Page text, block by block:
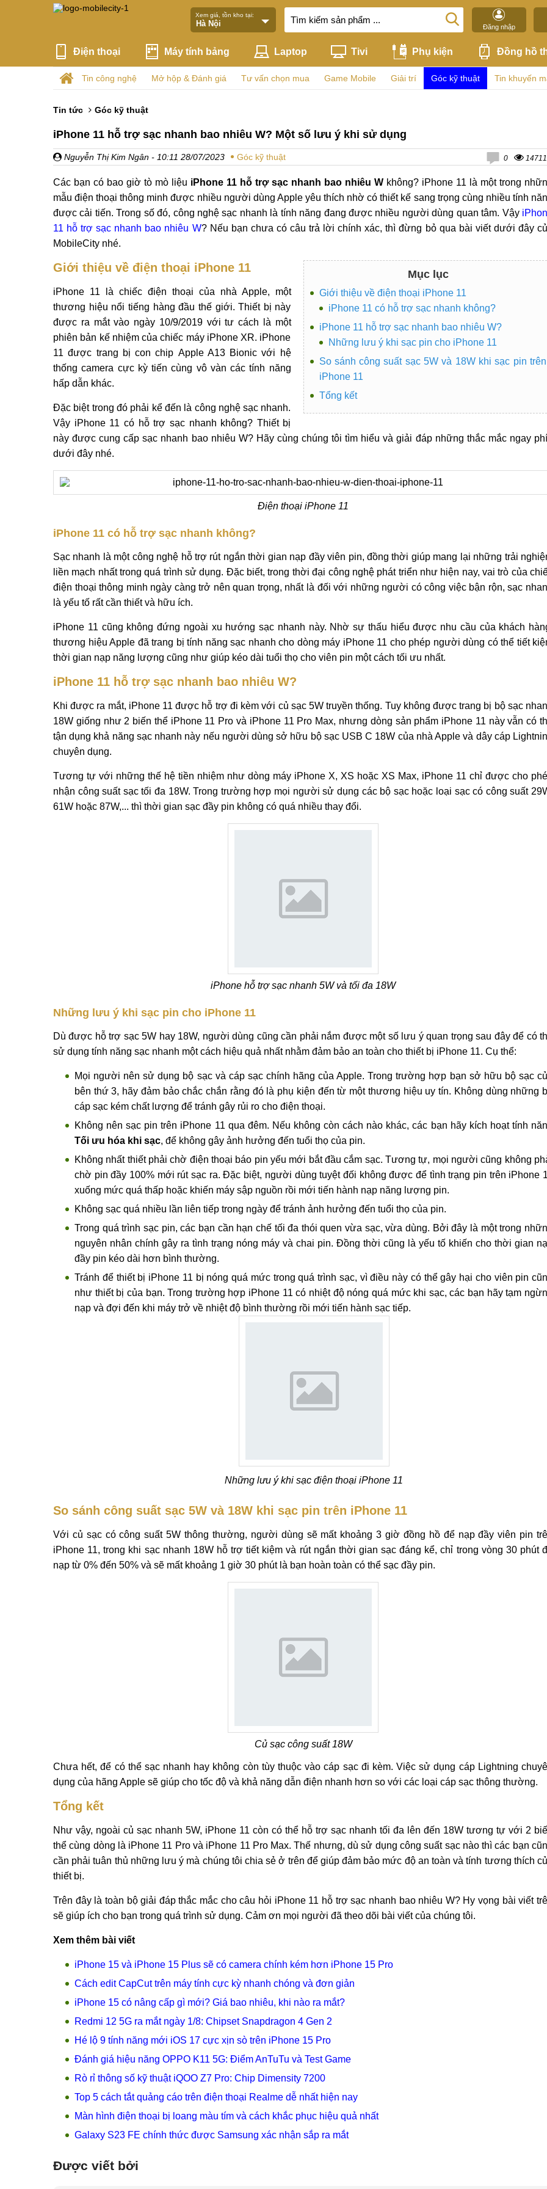
Xem giá, tồn kho tại:
Đăng nhập
Điện thoại Máy tính bảng Laptop Tivi Phụ kiện Đồng hồ
Tin công nghệ Mở hộp & Đánh giá Tư vấn chọn mua Game Mobile Giải trí Góc kỹ thuật Tin khuyến
Tin tức Góc kỹ thuật
iPhone 11 hỗ trợ sạc nhanh bao nhiêu W? Một số lưu ý khi sử dụng
Nguyễn Thị Kim Ngân - 10:11 28/07/2023 Góc kỹ thuật 0 14711
Các bạn có bao giờ tò mò liệu iPhone 11 hỗ trợ sạc nhanh bao nhiêu W không? iPhone 11 là một trong
mẫu điện thoại thông minh được nhiều người dùng Apple yêu thích nhờ có thiết kế sang trọng cùng nhiều tính
được cải tiến. Trong số đó, công nghệ sạc nhanh là tính năng đang được nhiều người dùng quan tâm. Vậy
11 hỗ trợ sạc nhanh bao nhiêu W? Nếu bạn chưa có câu trả lời chính xác, thì đừng bỏ qua bài viết dưới đây
MobileCity nhé.
Mục lục
Giới thiệu về điện thoại iPhone 11
iPhone 11 có hỗ trợ sạc nhanh không?
iPhone 11 hỗ trợ sạc nhanh bao nhiêu W?
Những lưu ý khi sạc pin cho iPhone 11
So sánh công suất sạc 5W và 18W khi sạc pin trên
iPhone 11
Tổng kết
Giới thiệu về điện thoại iPhone 11
iPhone 11 là chiếc điện thoại của nhà Apple, một
thương hiệu nổi tiếng hàng đầu thế giới. Thiết bị này
được ra mắt vào ngày 10/9/2019 với tư cách là một
phiên bản kế nhiệm của chiếc máy iPhone XR. iPhone
11 được trang bị con chip Apple A13 Bionic với hệ
thống camera cực kỳ tiến cùng vô vàn các tính năng
hấp dẫn khác.
Đặc biệt trong đó phải kể đến là công nghệ sạc nhanh.
Vậy iPhone 11 có hỗ trợ sạc nhanh không? Thiết bị
này được cung cấp sạc nhanh bao nhiêu W? Hãy cùng chúng tôi tìm hiểu và giải đáp những thắc mắc ngay
dưới đây nhé.
Điện thoại iPhone 11
iPhone 11 có hỗ trợ sạc nhanh không?
Sạc nhanh là một công nghệ hỗ trợ rút ngắn thời gian nạp đầy viên pin, đồng thời giúp mang lại những trải
liền mạch nhất trong quá trình sử dụng. Đặc biết, trong thời đại công nghệ phát triển như hiện nay, vai trò của
điện thoại thông minh ngày càng trở nên quan trọng, nhất là đối với những người có công việc bận rộn, sạc
là yếu tố rất cần thiết và hữu ích.
iPhone 11 cũng không đứng ngoài xu hướng sạc nhanh này. Nhờ sự thấu hiểu được nhu cầu của khách
thương hiệu Apple đã trang bị tính năng sạc nhanh cho dòng máy iPhone 11 cho phép người dùng có thể tiết
thời gian nạp năng lượng cũng như giúp kéo dài tuổi thọ cho viên pin một cách tối ưu nhất.
iPhone 11 hỗ trợ sạc nhanh bao nhiêu W?
Khi được ra mắt, iPhone 11 được hỗ trợ đi kèm với củ sạc 5W truyền thống. Tuy không được trang bị bộ sạc
18W giống như 2 biến thể iPhone 11 Pro và iPhone 11 Pro Max, nhưng dòng sản phẩm iPhone 11 này vẫn có
tận dụng khả năng sạc nhanh này nếu người dùng sở hữu bộ sạc USB C 18W của nhà Apple và dây cáp
chuyên dụng.
Tương tự với những thế hệ tiền nhiệm như dòng máy iPhone X, XS hoặc XS Max, iPhone 11 chỉ được cho
nhận công suất sạc tối đa 18W. Trong trường hợp mọi người sử dụng các bộ sạc hoặc loại sạc có công suất
61W hoặc 87W,... thì thời gian sạc đầy pin không có quá nhiều thay đổi.
iPhone hỗ trợ sạc nhanh 5W và tối đa 18W
Những lưu ý khi sạc pin cho iPhone 11
Dù được hỗ trợ sạc 5W hay 18W, người dùng cũng cần phải nắm được một số lưu ý quan trọng sau đây để có
sử dụng tính năng sạc nhanh một cách hiệu quả nhất nhằm đảm bảo an toàn cho thiết bị iPhone 11. Cụ thể:
Mọi người nên sử dụng bộ sạc và cáp sạc chính hãng của Apple. Trong trường hợp bạn sở hữu bộ sạc
bên thứ 3, hãy đảm bảo chắc chắn rằng đó là phụ kiện đến từ một thương hiệu uy tín. Không dùng những
cáp sạc kém chất lượng để tránh gây rủi ro cho điện thoại.
Không nên sạc pin trên iPhone 11 qua đêm. Nếu không còn cách nào khác, các bạn hãy kích hoạt tính
Tối ưu hóa khi sạc, để không gây ảnh hưởng đến tuổi thọ của pin.
Không nhất thiết phải chờ điện thoại báo pin yếu mới bắt đầu cắm sạc. Tương tự, mọi người cũng không
chờ pin đầy 100% mới rút sạc ra. Đặc biệt, người dùng tuyệt đối không được để tình trạng pin trên iPhone
xuống mức quá thấp hoặc khiến máy sập nguồn rồi mới tiến hành nạp năng lượng pin.
Không sạc quá nhiều lần liên tiếp trong ngày để tránh ảnh hưởng đến tuổi thọ của pin.
Trong quá trình sạc pin, các bạn cần hạn chế tối đa thói quen vừa sạc, vừa dùng. Bởi đây là một trong
nguyên nhân chính gây ra tình trạng nóng máy và chai pin. Đồng thời cũng là yếu tố khiến cho thời gian
đầy pin kéo dài hơn bình thường.
Tránh để thiết bị iPhone 11 bị nóng quá mức trong quá trình sạc, vì điều này có thể gây hại cho viên pin
như thiết bị của bạn. Trong trường hợp iPhone 11 có nhiệt độ nóng quá mức khi sạc, các bạn hãy tạm
nạp và đợi đến khi máy trở về nhiệt độ bình thường rồi mới tiến hành sạc tiếp.
Những lưu ý khi sạc điện thoại iPhone 11
So sánh công suất sạc 5W và 18W khi sạc pin trên iPhone 11
Với củ sạc có công suất 5W thông thường, người dùng sẽ mất khoảng 3 giờ đồng hồ để nạp đầy viên pin
iPhone 11, trong khi sạc nhanh 18W hỗ trợ tiết kiệm và rút ngắn thời gian sạc đáng kể, chỉ trong vòng 30 phút
nạp từ 0% đến 50% và sẽ mất khoảng 1 giờ 30 phút là bạn hoàn toàn có thể sạc đầy pin.
Củ sạc công suất 18W
Chưa hết, để có thể sạc nhanh hay không còn tùy thuộc vào cáp sạc đi kèm. Việc sử dụng cáp Lightning
dụng của hãng Apple sẽ giúp cho tốc độ và khả năng dẫn điện nhanh hơn so với các loại cáp sạc thông thường.
Tổng kết
Như vậy, ngoài củ sạc nhanh 5W, iPhone 11 còn có thể hỗ trợ sạc nhanh tối đa lên đến 18W tương tự với 2
thể cùng dòng là iPhone 11 Pro và iPhone 11 Pro Max. Thế nhưng, dù sử dụng công suất sạc nào thì các bạn
cần phải tuân thủ những lưu ý mà chúng tôi chia sẻ ở trên để giúp đảm bảo mức độ an toàn và tính tương thích
thiết bị.
Trên đây là toàn bộ giải đáp thắc mắc cho câu hỏi iPhone 11 hỗ trợ sạc nhanh bao nhiêu W? Hy vọng bài viết
sẽ giúp ích cho bạn trong quá trình sử dụng. Cảm ơn mọi người đã theo dõi bài viết của chúng tôi.
Xem thêm bài viết
iPhone 15 và iPhone 15 Plus sẽ có camera chính kém hơn iPhone 15 Pro
Cách edit CapCut trên máy tính cực kỳ nhanh chóng và đơn giản
iPhone 15 có nâng cấp gì mới? Giá bao nhiêu, khi nào ra mắt?
Redmi 12 5G ra mắt ngày 1/8: Chipset Snapdragon 4 Gen 2
Hé lộ 9 tính năng mới iOS 17 cực xịn sò trên iPhone 15 Pro
Đánh giá hiệu năng OPPO K11 5G: Điểm AnTuTu và Test Game
Rò rỉ thông số kỹ thuật iQOO Z7 Pro: Chip Dimensity 7200
Top 5 cách tắt quảng cáo trên điện thoại Realme dễ nhất hiện nay
Màn hình điện thoại bị loang màu tím và cách khắc phục hiệu quả nhất
Galaxy S23 FE chính thức được Samsung xác nhận sắp ra mắt
Được viết bởi